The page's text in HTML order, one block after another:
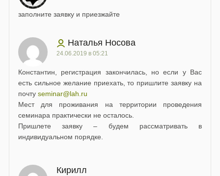
заполните заявку и приезжайте
Наталья Носова
24.06.2019 в 05:21
Константин, регистрация закончилась, но если у Вас
есть сильное желание приехать, то пришлите заявку на
почту seminar@lah.ru
Мест для проживания на территории проведения
семинара практически не осталось.
Пришлете заявку – будем рассматривать в
индивидуальном порядке.
Кирилл